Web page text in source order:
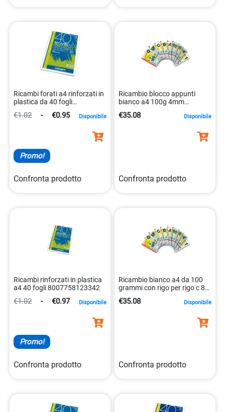
Ricambi forati a4 rinforzati in
plastica da 40 fogli
€1.02 - €0.95 Disponibile
Promo!
Confronta prodotto
Ricambio blocco appunti
bianco a4 100g 4mm
8023485243184
€35.08 Disponibile
Confronta prodotto
Ricambi rinforzati in plastica
a4 40 fogli 8007758123342
€1.02 - €0.97 Disponibile
Promo!
Confronta prodotto
Ricambio bianco a4 da 100
grammi con rigo per rigo c 80
€35.08 Disponibile
Confronta prodotto